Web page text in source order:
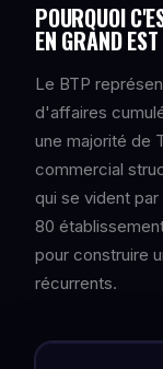
POURQUOI
EN GRAND EST
Le BTP
d'affaires
une majorité de
commercial
qui se vident
80
pour construire
récurrents.